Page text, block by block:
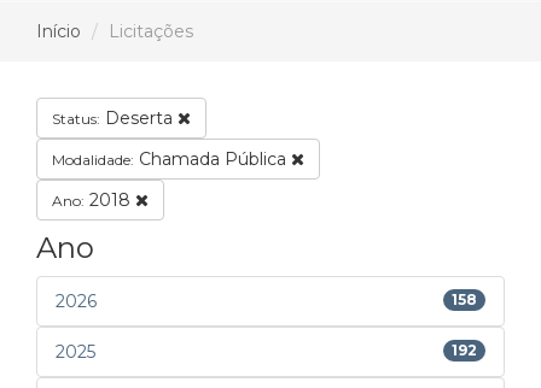
Início Licitações
Status: Deserta
Modalidade: Chamada Pública
Ano: 2018
Ano
2026 158
2025 192